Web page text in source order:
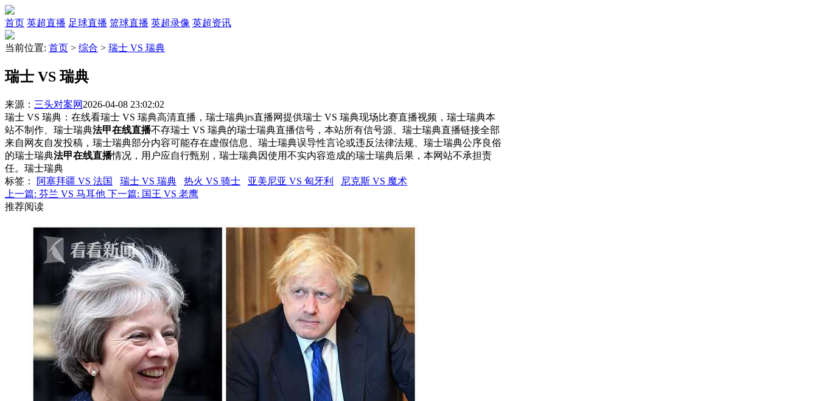
首页 英超直播 足球直播 篮球直播 英超录像 英超资讯
当前位置: 首页 > 综合 > 瑞士 VS 瑞典
瑞士 VS 瑞典
来源： 三头对案网 2026-04-08 23:02:02
瑞士 VS 瑞典：在线看瑞士 VS 瑞典高清直播，瑞士瑞典jrs直播网提供瑞士 VS 瑞典现场比赛直播视频，瑞士瑞典本
站不制作、瑞士瑞典法甲在线直播不存瑞士 VS 瑞典的瑞士瑞典直播信号，本站所有信号源、瑞士瑞典直播链接全部
来自网友自发投稿，瑞士瑞典部分内容可能存在虚假信息、瑞士瑞典误导性言论或违反法律法规、瑞士瑞典公序良俗
的瑞士瑞典法甲在线直播情况，用户应自行甄别，瑞士瑞典因使用不实内容造成的瑞士瑞典后果，本网站不承担责
任。瑞士瑞典
标签 ： 阿塞拜疆 VS 法国 瑞士 VS 瑞典 热火 VS 骑士 亚美尼亚 VS 匈牙利
尼克斯 VS 魔术
上一篇: 芬兰 VS 马耳他 下一篇: 国王 VS 老鹰
推荐阅读